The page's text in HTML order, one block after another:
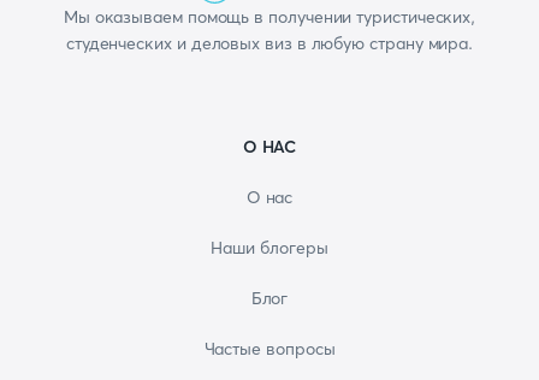
Мы оказываем помощь в получении туристических,
студенческих и деловых виз в любую страну мира.
О НАС
О нас
Наши блогеры
Блог
Частые вопросы